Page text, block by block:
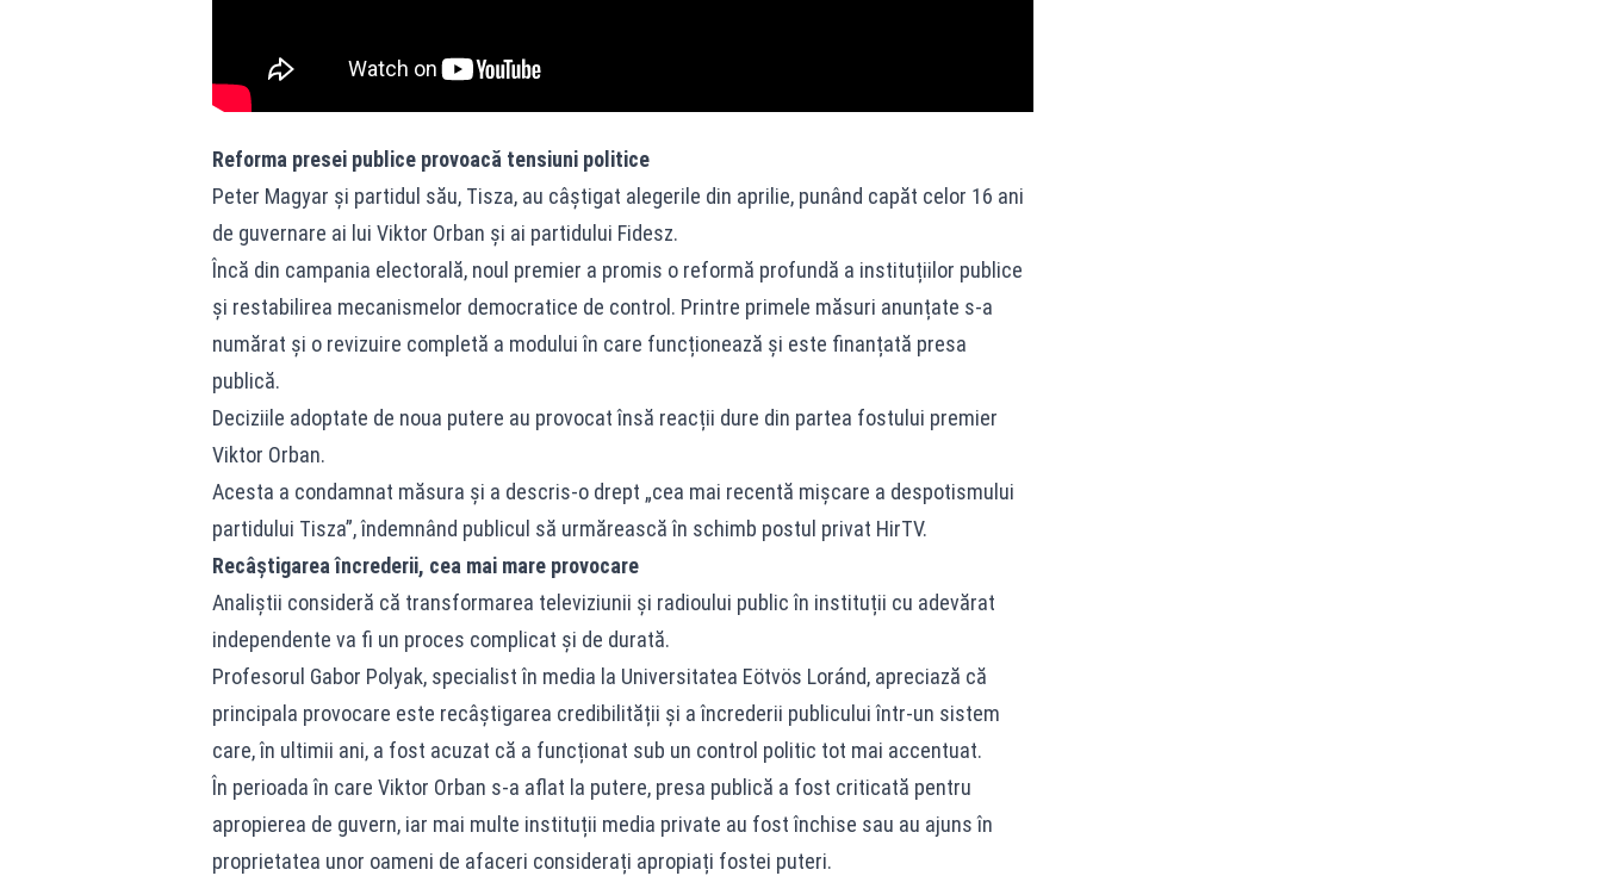
Reforma presei publice provoacă tensiuni politice
Peter Magyar și partidul său, Tisza, au câștigat alegerile din aprilie, punând capăt celor 16 ani
de guvernare ai lui Viktor Orban și ai partidului Fidesz.
Încă din campania electorală, noul premier a promis o reformă profundă a instituțiilor publice
și restabilirea mecanismelor democratice de control. Printre primele măsuri anunțate s-a
numărat și o revizuire completă a modului în care funcționează și este finanțată presa
publică.
Deciziile adoptate de noua putere au provocat însă reacții dure din partea fostului premier
Viktor Orban.
Acesta a condamnat măsura și a descris-o drept „cea mai recentă mișcare a despotismului
partidului Tisza”, îndemnând publicul să urmărească în schimb postul privat HirTV.
Recâștigarea încrederii, cea mai mare provocare
Analiștii consideră că transformarea televiziunii și radioului public în instituții cu adevărat
independente va fi un proces complicat și de durată.
Profesorul Gabor Polyak, specialist în media la Universitatea Eötvös Loránd, apreciază că
principala provocare este recâștigarea credibilității și a încrederii publicului într-un sistem
care, în ultimii ani, a fost acuzat că a funcționat sub un control politic tot mai accentuat.
În perioada în care Viktor Orban s-a aflat la putere, presa publică a fost criticată pentru
apropierea de guvern, iar mai multe instituții media private au fost închise sau au ajuns în
proprietatea unor oameni de afaceri considerați apropiați fostei puteri.